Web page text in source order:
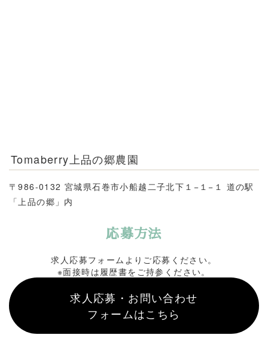
Tomaberry上品の郷農園
〒986-0132 宮城県石巻市小船越二子北下１−１−１ 道の駅
「上品の郷」内
応募方法
求人応募フォームよりご応募ください。
※面接時は履歴書をご持参ください。
求人応募・お問い合わせ
フォームはこちら